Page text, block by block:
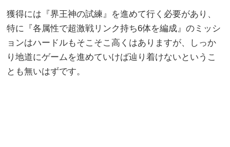
獲得には『界王神の試練』を進めて行く必要があり、
特に『各属性で超激戦リンク持ち6体を編成』のミッシ
ョンはハードルもそこそこ高くはありますが、しっか
り地道にゲームを進めていけば辿り着けないというこ
とも無いはずです。